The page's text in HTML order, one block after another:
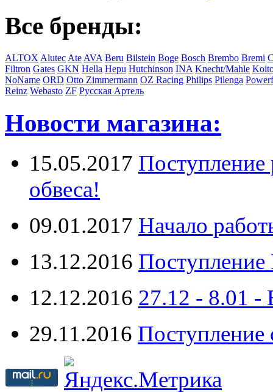
Все бренды:
ALTOX Alutec Ate AVA Beru Bilstein Boge Bosch Brembo Bremi
Filtron Gates GKN Hella Hepu Hutchinson INA Knecht/Mahle
NoName ORD Otto Zimmermann OZ Racing Philips Pilenga
Reinz Webasto ZF Русская Артель
Новости магазина:
15.05.2017 Поступление
обвеса!
09.01.2017 Начало
13.12.2016 Поступление
12.12.2016 27.12 -
29.11.2016 Поступление